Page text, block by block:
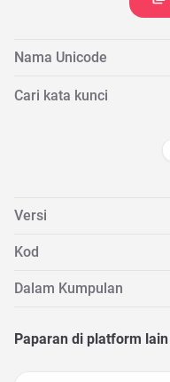
Nama Unicode
Cari kata kunci
Versi
Kod
Dalam Kumpulan
Paparan di platform lain